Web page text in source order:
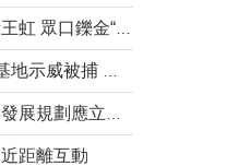
距離互動